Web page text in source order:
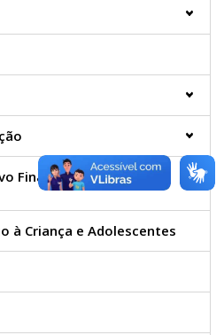
Financeiro do Governo
à Criança e Adolescentes